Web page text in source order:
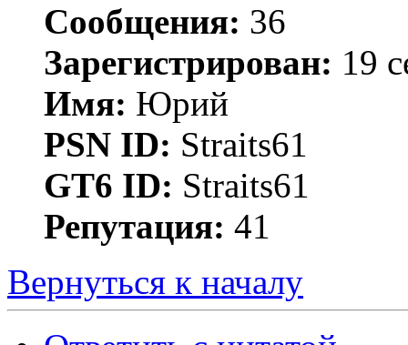
Сообщения: 36
Зарегистрирован: 19
Имя: Юрий
PSN ID: Straits61
GT6 ID: Straits61
Репутация: 41
Вернуться к началу